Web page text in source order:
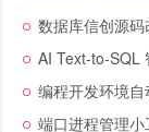
数据库信创源
AI Text-to-SQL
编程开发环境
端口进程管理